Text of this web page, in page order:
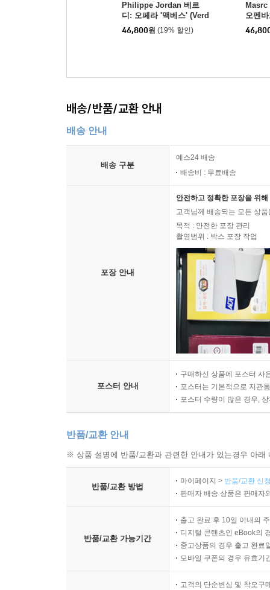
Philippe Jordan 베르
디: 오페라 '맥베스' (Verd
i: Macbeth)
46,800원 (19% 할인)
오펜
기`
ntes
배송/반품/교환 안내
배송 안내
배송 구분
예스24 배송
배송비 : 무료배송
포장 안내
안전하고 정확한 포장을 위
고객님께 배송되는 모든 상
목적 : 안전한 포장 관리
촬영범위 : 박스 포장 작업
포스터 안내
구매하신 상품에 포스터 사
포스터는 기본적으로 지관
포스터 수량이 많은 경우,
반품/교환 안내
※ 상품 설명에 반품/교환과 관련한 안내가 있는경우 아
반품/교환 방법
마이페이지 > 반품/교환 신
판매자 배송 상품은 판매자
반품/교환 가능기간
출고 완료 후 10일 이내의
디지털 콘텐츠인 eBook의
중고상품의 경우 출고 완료
모바일 쿠폰의 경우 유효기
고객의 단순변심 및 착오구